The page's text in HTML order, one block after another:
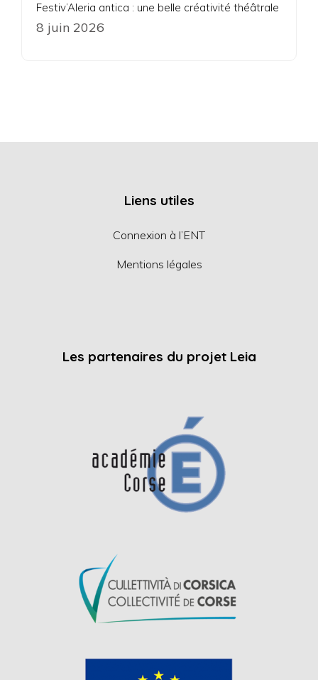
Festiv’Aleria antica : une belle créativité théâtrale
8 juin 2026
Liens utiles
Connexion à l’ENT
Mentions légales
Les partenaires du projet Leia